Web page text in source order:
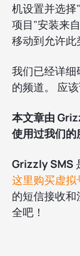
机设置并选
项目"安装来
移动到允许此
我们已经详
的频道。 应
本文章由
使用过我们的
Grizzly SMS
这里购买虚拟
的短信接收
全吧！